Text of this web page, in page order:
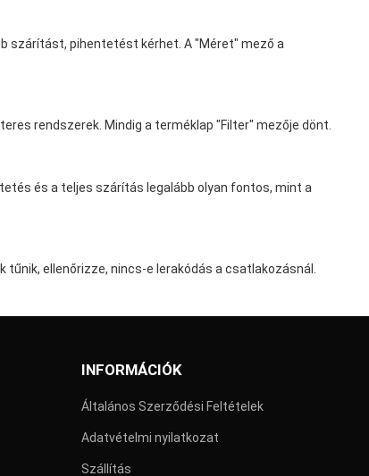
szárítást, pihentetést kérhet. A "Méret" mező a
rendszerek. Mindig a terméklap "Filter" mezője dönt.
és a teljes szárítás legalább olyan fontos, mint a
ellenőrizze, nincs-e lerakódás a csatlakozásnál.
INFORMÁCIÓK
Általános Szerződési Feltételek
Adatvételmi nyilatkozat
Szállítás